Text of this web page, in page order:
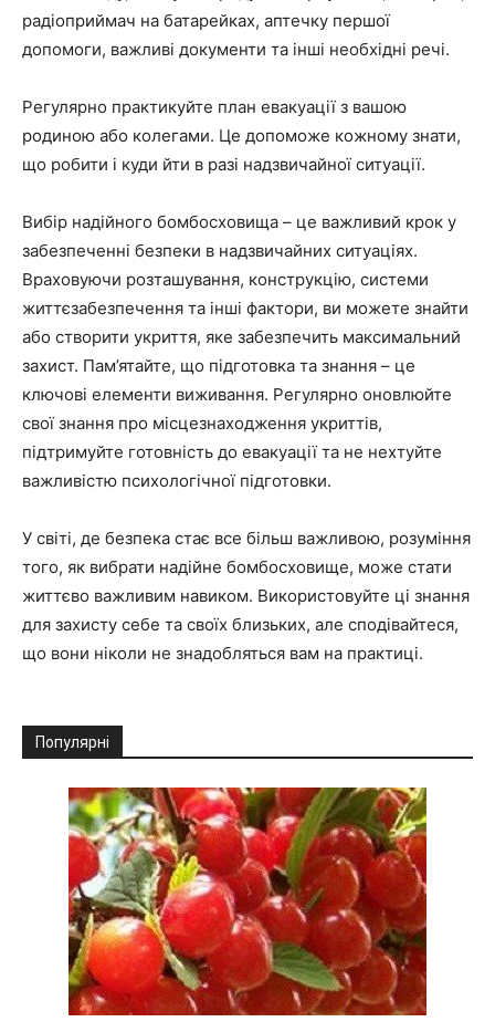
радіоприймач на батарейках, аптечку першої
допомоги, важливі документи та інші необхідні речі.
Регулярно практикуйте план евакуації з вашою
родиною або колегами. Це допоможе кожному знати,
що робити і куди йти в разі надзвичайної ситуації.
Вибір надійного бомбосховища – це важливий крок у
забезпеченні безпеки в надзвичайних ситуаціях.
Враховуючи розташування, конструкцію, системи
життєзабезпечення та інші фактори, ви можете знайти
або створити укриття, яке забезпечить максимальний
захист. Пам’ятайте, що підготовка та знання – це
ключові елементи виживання. Регулярно оновлюйте
свої знання про місцезнаходження укриттів,
підтримуйте готовність до евакуації та не нехтуйте
важливістю психологічної підготовки.
У світі, де безпека стає все більш важливою, розуміння
того, як вибрати надійне бомбосховище, може стати
життєво важливим навиком. Використовуйте ці знання
для захисту себе та своїх близьких, але сподівайтеся,
що вони ніколи не знадобляться вам на практиці.
Популярні